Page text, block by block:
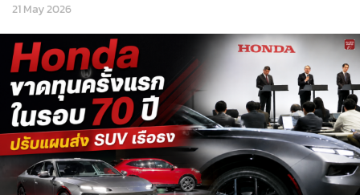
21 May 2026